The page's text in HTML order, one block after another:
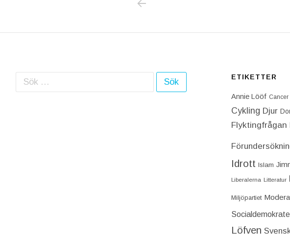
Sök efter: ETIKETTER
Annie Lööf Cancer
Cykling Djur
Flyktingfrågan
Idrott Islam
Liberalerna Litteratur
Miljöpartiet
Löfven